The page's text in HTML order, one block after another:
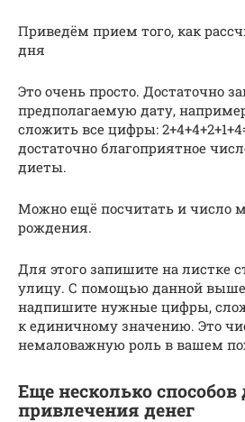
Приведём прием того, как
дня
Это очень просто. Достаточно
предполагаемую дату,
сложить все цифры:
достаточно благоприятное
диеты.
Можно ещё посчитать и число
рождения.
Для этого запишите на листке
улицу. С помощью данной
надпишите нужные цифры,
к единичному значению. Это
немаловажную роль в вашем
Еще несколько способов
привлечения денег